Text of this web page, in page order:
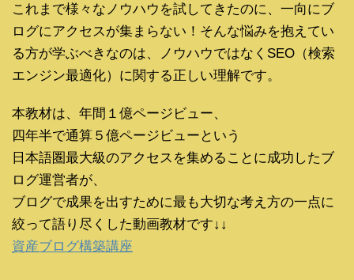
これまで様々なノウハウを試してきたのに、一向にブ
ログにアクセスが集まらない！そんな悩みを抱えてい
る方が学ぶべきなのは、ノウハウではなくSEO（検索
エンジン最適化）に関する正しい理解です。
本教材は、年間１億ページビュー、
四年半で通算５億ページビューという
日本語圏最大級のアクセスを集めることに成功したブ
ログ運営者が、
ブログで成果を出すために最も大切な考え方の一点に
絞って語り尽くした動画教材です↓↓
資産ブログ構築講座